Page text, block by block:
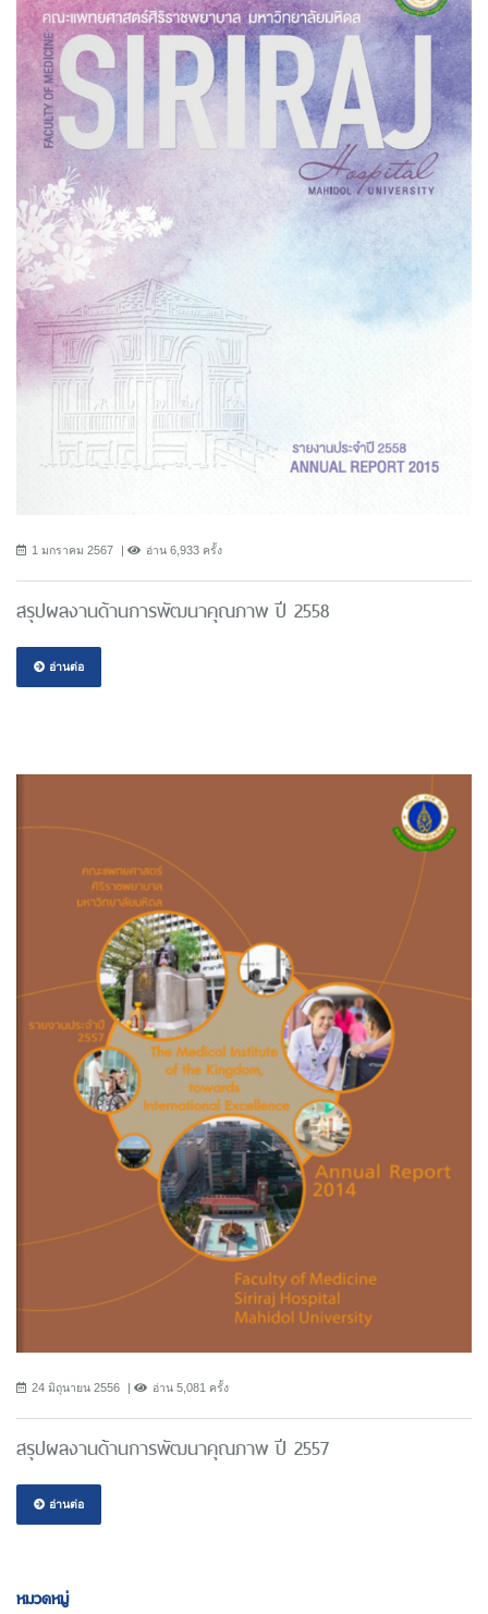
1 มกราคม 2567 อ่าน 6,933 ครั้ง
สรุปผลงานด้านการพัฒนาคุณภาพ ปี 2558
อ่านต่อ
24 มิถุนายน 2556 อ่าน 5,081 ครั้ง
สรุปผลงานด้านการพัฒนาคุณภาพ ปี 2557
อ่านต่อ
หมวดหมู่